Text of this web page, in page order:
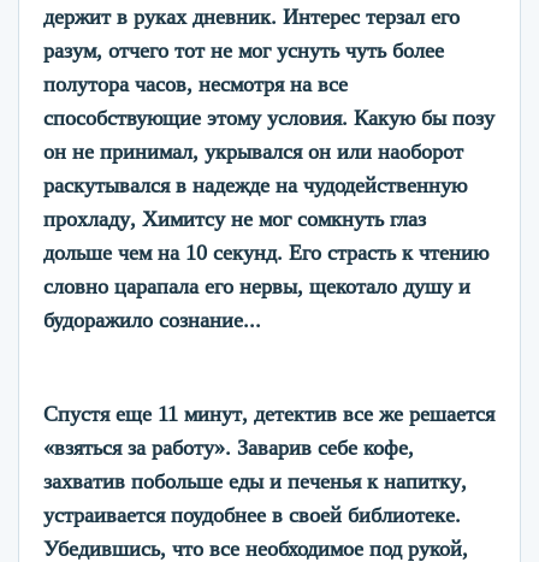
держит в руках дневник. Интерес терзал его
разум, отчего тот не мог уснуть чуть более
полутора часов, несмотря на все
способствующие этому условия. Какую бы позу
он не принимал, укрывался он или наоборот
раскутывался в надежде на чудодейственную
прохладу, Химитсу не мог сомкнуть глаз
дольше чем на 10 секунд. Его страсть к чтению
словно царапала его нервы, щекотало душу и
будоражило сознание...
Спустя еще 11 минут, детектив все же решается
«взяться за работу». Заварив себе кофе,
захватив побольше еды и печенья к напитку,
устраивается поудобнее в своей библиотеке.
Убедившись, что все необходимое под рукой,